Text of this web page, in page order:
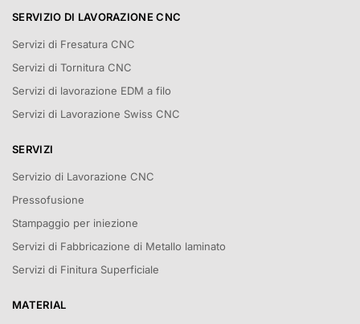
SERVIZIO DI LAVORAZIONE CNC
Servizi di Fresatura CNC
Servizi di Tornitura CNC
Servizi di lavorazione EDM a filo
Servizi di Lavorazione Swiss CNC
SERVIZI
Servizio di Lavorazione CNC
Pressofusione
Stampaggio per iniezione
Servizi di Fabbricazione di Metallo laminato
Servizi di Finitura Superficiale
MATERIAL